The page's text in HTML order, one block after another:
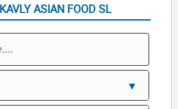
ASIAN FOOD SL